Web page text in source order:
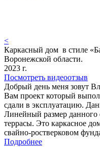
<
Каркасный дом в стиле
Воронежской области.
2023 г.
Посмотреть видеоотзыв
Добрый день меня зовут
Вам проект который
сдали в эксплуатацию.
Линейный размер данного
террасы. Это каркасное
свайно-ростверковом
Подробнее